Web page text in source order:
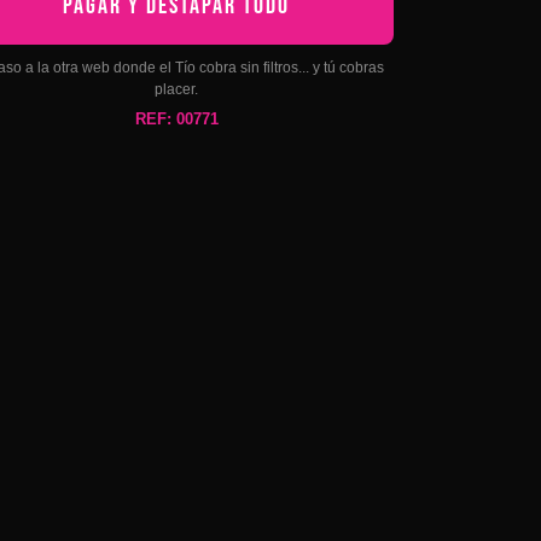
PAGAR Y DESTAPAR TODO
a la otra web donde el Tío cobra sin filtros... y tú cobras
placer.
REF: 00771